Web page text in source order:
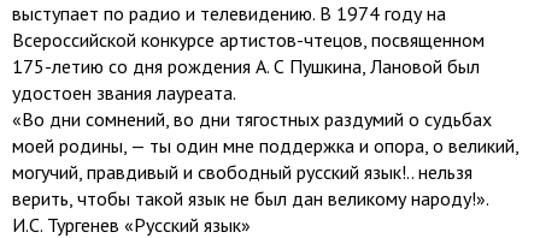
выступает по радио и телевидению. В 1974 году на
Всероссийской конкурсе артистов-чтецов, посвященном
175-летию со дня рождения А. С Пушкина, Лановой был
удостоен звания лауреата.
«Во дни сомнений, во дни тягостных раздумий о судьбах
моей родины, — ты один мне поддержка и опора, о великий,
могучий, правдивый и свободный русский язык!.. нельзя
верить, чтобы такой язык не был дан великому народу!».
И.С. Тургенев «Русский язык»